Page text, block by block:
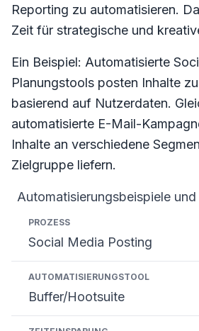
Reporting zu automatisieren.
Zeit für strategische und
Ein Beispiel: Automatisierte
Planungstools posten Inhalte
basierend auf Nutzerdaten.
automatisierte E-Mail-
Inhalte an verschiedene
Zielgruppe liefern.
Automatisierungsbeispiele
ProzessAutomatisierungstool
Social Media Posting
Buffer/Hootsuite